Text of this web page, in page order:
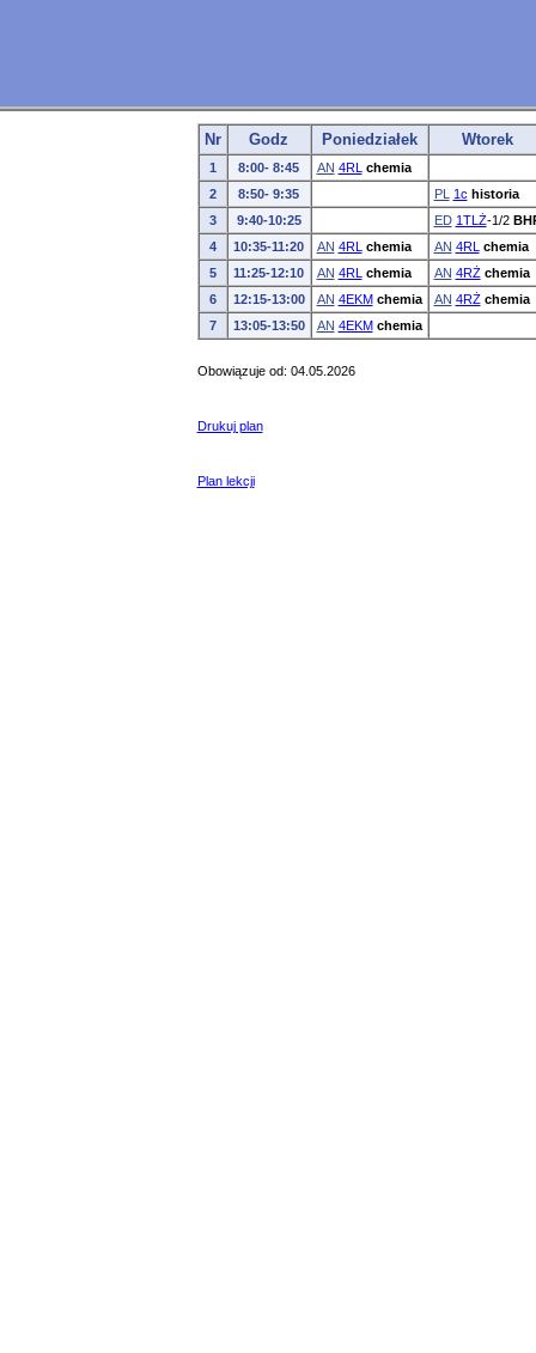
Nr Godz Poniedziałek Wtorek
1 8:00- 8:45 AN 4RL chemia
2
8:50- 9:35 PL 1c historia
3
9:40-10:25 ED 1TLŻ-1/2
4
10:35-11:20 AN 4RL chemia AN 4RL chemia
5
11:25-12:10 AN 4RL chemia AN 4RŻ chemia
6
12:15-13:00 AN 4EKM chemia AN 4RŻ chemia
7
13:05-13:50 AN 4EKM chemia
Obowiązuje od: 04.05.2026
Drukuj plan
Plan lekcji